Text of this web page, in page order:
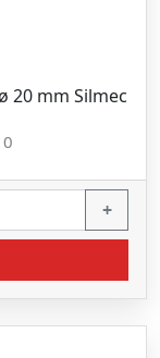
20 mm Silmec
+